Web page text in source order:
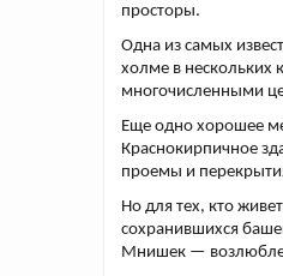
просторы.
Одна из самых
холме в нескольких
многочисленными
Еще одно хорошее
Краснокирпичное
проемы и
Но для тех, кто
сохранившихся
Мнишек —